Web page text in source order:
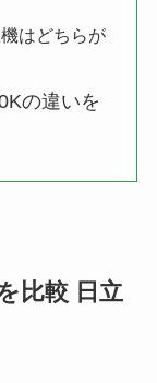
はどちらが
の違いを
比較 日立